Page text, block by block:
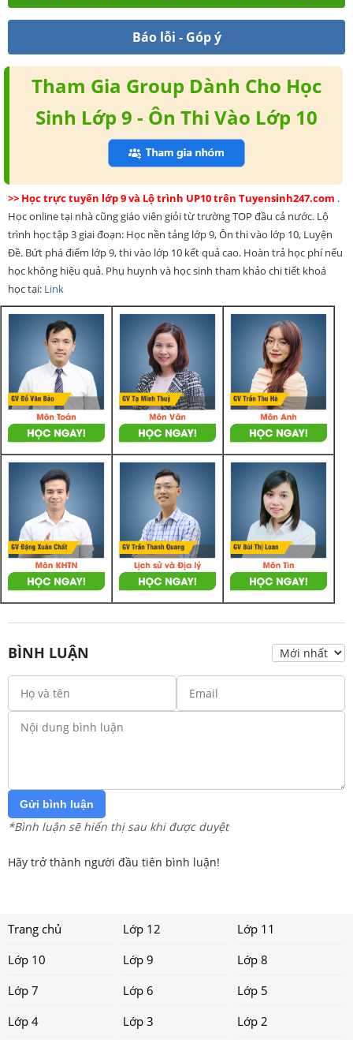
Báo lỗi - Góp ý
Tham Gia Group Dành Cho Học
Sinh Lớp 9 - Ôn Thi Vào Lớp 10
>> Học trực tuyến lớp 9 và Lộ trình UP10 trên Tuyensinh247.com .
Học online tại nhà cũng giáo viên giỏi từ trường TOP đầu cả nước. Lộ
trình học tập 3 giai đoạn: Học nền tảng lớp 9, Ôn thi vào lớp 10, Luyện
Đề. Bứt phá điểm lớp 9, thi vào lớp 10 kết quả cao. Hoàn trả học phí nếu
học không hiệu quả. Phụ huynh và học sinh tham khảo chi tiết khoá
học tại: Link
BÌNH LUẬN
Gửi bình luận
*Bình luận sẽ hiển thị sau khi được duyệt
Hãy trở thành người đầu tiên bình luận!
Trang chủ Lớp 12
Lớp 11
Lớp 10
Lớp 9
Lớp 8
Lớp 7
Lớp 6
Lớp 5
Lớp 4
Lớp 3 Lớp 2